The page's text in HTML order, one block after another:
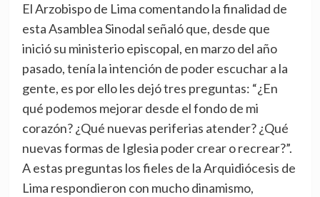
El Arzobispo de Lima comentando la finalidad de
esta Asamblea Sinodal señaló que, desde que
inició su ministerio episcopal, en marzo del año
pasado, tenía la intención de poder escuchar a la
gente, es por ello les dejó tres preguntas: “¿En
qué podemos mejorar desde el fondo de mi
corazón? ¿Qué nuevas periferias atender? ¿Qué
nuevas formas de Iglesia poder crear o recrear?”.
A estas preguntas los fieles de la Arquidiócesis de
Lima respondieron con mucho dinamismo,